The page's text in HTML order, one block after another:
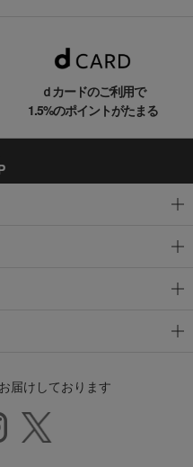
ｄカードのご利用で
1.5%のポイントがたまる
届けしております